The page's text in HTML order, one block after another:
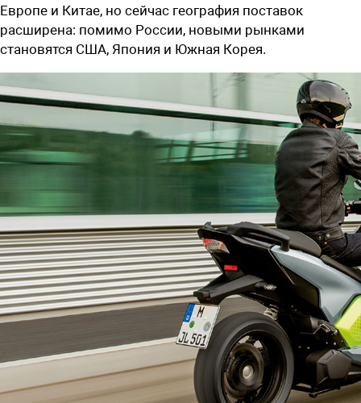
Европе и Китае, но сейчас география поставок
расширена: помимо России, новыми рынками
становятся США, Япония и Южная Корея.